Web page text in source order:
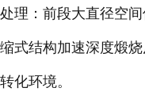
处理：前段大直径空
缩式结构加速深度煅
转化环境。